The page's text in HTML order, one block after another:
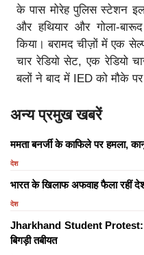
के पास मोरेह पुलिस स्टेशन
और हथियार और गोला-
किया। बरामद चीज़ों में एक
चार रेडियो सेट, एक रेडियो
बलों ने बाद में IED को मौके पर
अन्य प्रमुख खबरें
ममता बनर्जी के काफिले पर हमला,
देश
भारत के खिलाफ अफवाह फैला रहीं
देश
Jharkhand Student Protest:
बिगड़ी तबीयत